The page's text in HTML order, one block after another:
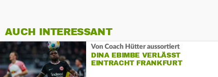
AUCH INTERESSANT
Von Coach Hütter aussortiert
DINA EBIMBE VERLÄSST
EINTRACHT FRANKFURT